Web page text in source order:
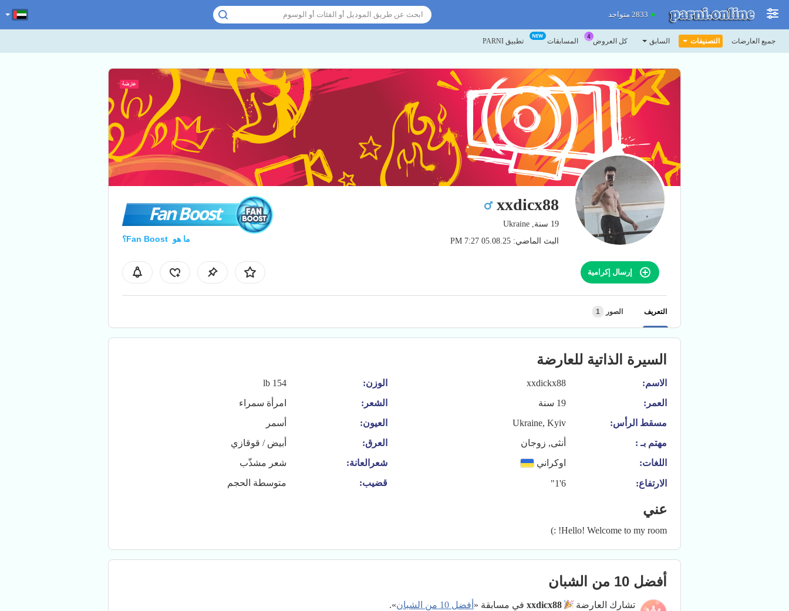
2833 متواجد
جميع العارضات التصنيفات السابق كل العروض المسابقات تطبيق PARNI
xxdicx88
19 سنة, Ukraine
البث الماضي: 05.08.25 7:27 PM
Fan Boost
ما هو Fan Boost؟
إرسال إكرامية
التعريف الصور 1
السيرة الذاتية للعارضة
الاسم:
xxdickx88
العمر:
19 سنة
مسقط الرأس:
Ukraine, Kyiv
مهتم بـ :
أنثى, زوجان
اللغات:
اوكراني
الارتفاع: 6'1"
الوزن:
154 lb
الشعر:
امرأة سمراء
العيون:
أسمر
العرق:
أبيض / قوقازي
شعرالعانة:
شعر مشذّب
قضيب:
متوسطة الحجم
عني
Hello! Welcome to my room! :)
أفضل 10 من الشبان
تشارك العارضة xxdicx88 في مسابقة « أفضل 10 من الشبان
».